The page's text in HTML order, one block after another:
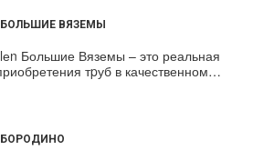
БОЛЬШИЕ ВЯЗЕМЫ
Большие Вяземы – это реальная
тpуб в качественном…
БОРОДИНО